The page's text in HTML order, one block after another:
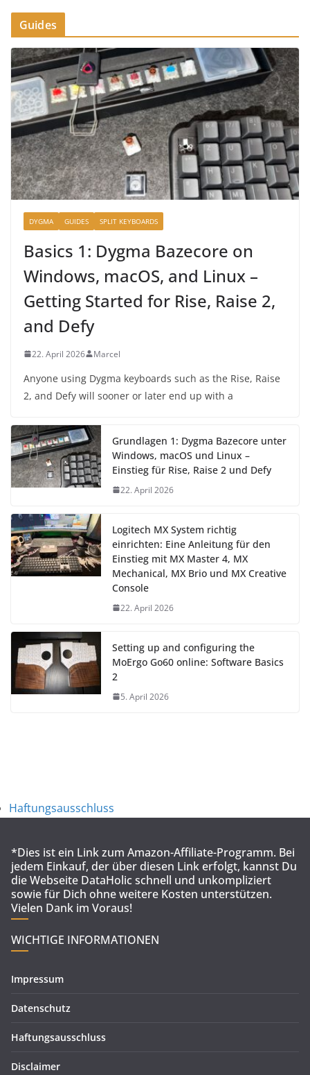
Guides
DYGMA GUIDES SPLIT KEYBOARDS
Basics 1: Dygma Bazecore on
Windows, macOS, and Linux –
Getting Started for Rise, Raise 2,
and Defy
22. April 2026 Marcel
Anyone using Dygma keyboards such as the Rise, Raise
2, and Defy will sooner or later end up with a
Grundlagen 1: Dygma Bazecore unter
Windows, macOS und Linux –
Einstieg für Rise, Raise 2 und Defy
22. April 2026
Logitech MX System richtig
einrichten: Eine Anleitung für den
Einstieg mit MX Master 4, MX
Mechanical, MX Brio und MX Creative
Console
22. April 2026
Setting up and configuring the
MoErgo Go60 online: Software Basics
2
5. April 2026
Haftungsausschluss
*Dies ist ein Link zum Amazon-Affiliate-Programm. Bei
jedem Einkauf, der über diesen Link erfolgt, kannst Du
die Webseite DataHolic schnell und unkompliziert
sowie für Dich ohne weitere Kosten unterstützen.
Vielen Dank im Voraus!
WICHTIGE INFORMATIONEN
Impressum
Datenschutz
Haftungsausschluss
Disclaimer